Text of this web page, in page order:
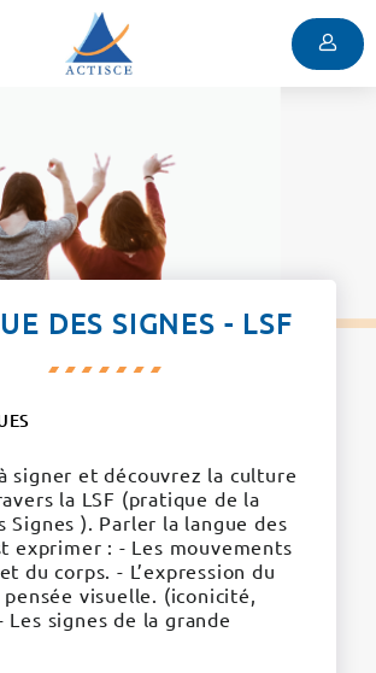
DES SIGNES - LSF
signer et découvrez la culture
la LSF (pratique de la
Signes ). Parler la langue des
exprimer : - Les mouvements
du corps. - L’expression du
pensée visuelle. (iconicité,
signes de la grande